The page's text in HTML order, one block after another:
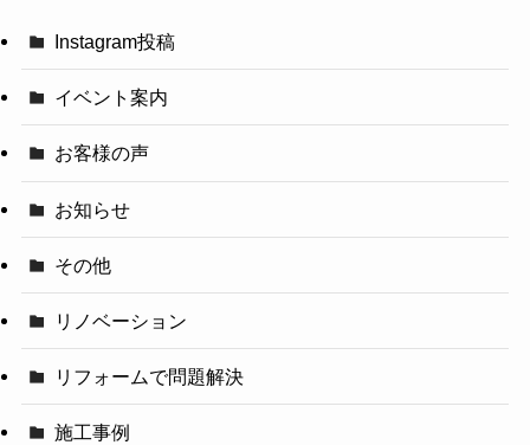
Instagram投稿
イベント案内
お客様の声
お知らせ
その他
リノベーション
リフォームで問題解決
施工事例